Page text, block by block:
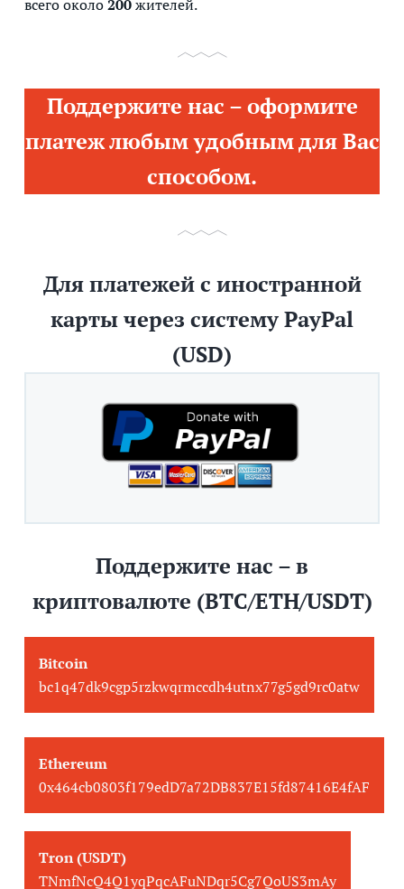
всего около200жителей.
Поддержите нас – оформите
платеж любым удобным для Вас
способом.
Для платежей с иностранной
карты через систему PayPal
(USD)
Поддержите нас – в
криптовалюте (BTC/ETH/USDT)
Bitcoin
bc1q47dk9cgp5rzkwqrmccdh4utnx77g5gd9rc0atw
Ethereum
0x464cb0803f179edD7a72DB837E15fd87416E4fAF
Tron (USDT)
TNmfNcQ4Q1yqPqcAFuNDqr5Cg7QoUS3mAy